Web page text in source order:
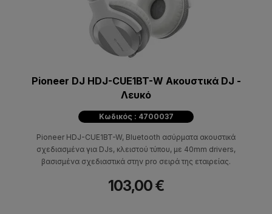
Pioneer DJ HDJ-CUE1BT-W Ακουστικά DJ -
Λευκό
Κωδικός : 4700037
Pioneer HDJ-CUE1BT-W, Bluetooth ασύρματα ακουστικά
σχεδιασμένα για DJs, κλειστού τύπου, με 40mm drivers,
βασισμένα σχεδιαστικά στην pro σειρά της εταιρείας.
103,00 €